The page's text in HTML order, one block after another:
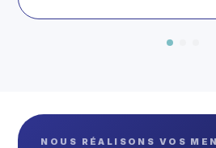
NOUS RÉALISONS VOS